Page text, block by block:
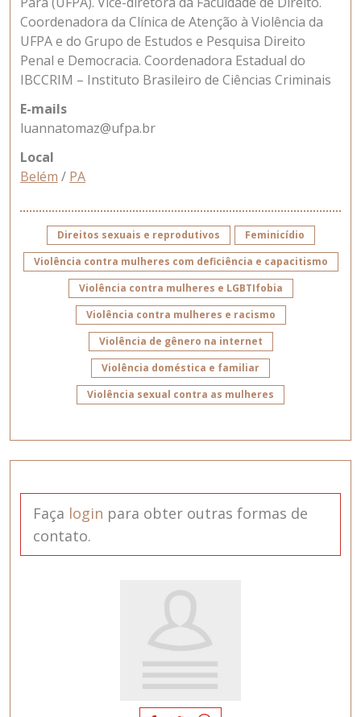
Coordenadora da Clínica de Atenção à Violência da
UFPA e do Grupo de Estudos e Pesquisa Direito
Penal e Democracia. Coordenadora Estadual do
IBCCRIM – Instituto Brasileiro de Ciências Criminais
E-mails
luannatomaz@ufpa.br
Local
Belém / PA
Direitos sexuais e reprodutivos
Feminicídio
Violência contra mulheres com deficiência e capacitismo
Violência contra mulheres e LGBTIfobia
Violência contra mulheres e racismo
Violência de gênero na internet
Violência doméstica e familiar
Violência sexual contra as mulheres
Faça login para obter outras formas de
contato.